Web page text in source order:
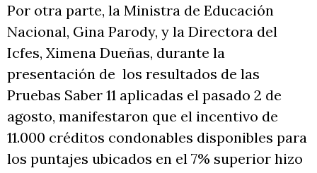
Por otra parte, la Ministra de Educación
Nacional, Gina Parody, y la Directora del
Icfes, Ximena Dueñas, durante la
presentación de los resultados de las
Pruebas Saber 11 aplicadas el pasado 2 de
agosto, manifestaron que el incentivo de
11.000 créditos condonables disponibles para
los puntajes ubicados en el 7% superior hizo